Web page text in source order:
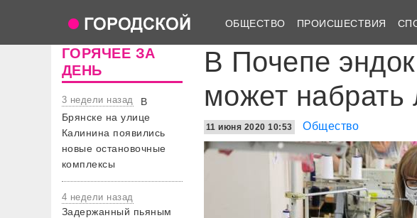
ОБЩЕСТВО ПРОИСШЕСТВИЯ
ГОРЯЧЕЕ ЗА
ДЕНЬ
3 недели назад
В
Брянске на улице
Калинина появились
новые остановочные
комплексы
4 недели назад
Задержанный пьяным
В Почепе
может набрать
11 июня 2020 10:53 Общество